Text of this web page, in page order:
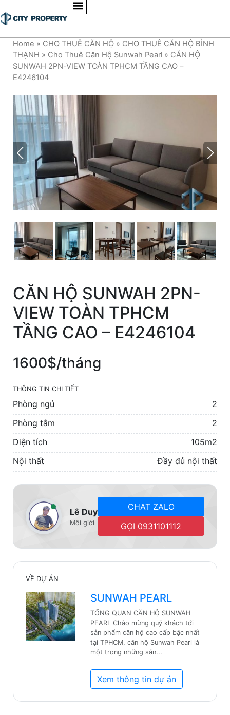
Home » CHO THUÊ CĂN HỘ » CHO THUÊ CĂN HỘ BÌNH
THẠNH » Cho Thuê Căn Hộ Sunwah Pearl » CĂN HỘ
SUNWAH 2PN-VIEW TOÀN TPHCM TẦNG CAO –
E4246104
CĂN HỘ SUNWAH 2PN-
VIEW TOÀN TPHCM
TẦNG CAO – E4246104
1600$/tháng
THÔNG TIN CHI TIẾT
Phòng ngủ
2
Phòng tắm
2
Diện tích
105m2
Nội thất
Đầy đủ nội thất
Lê Duy
Môi giới
CHAT ZALO
GỌI 0931101112
VỀ DỰ ÁN
SUNWAH PEARL
TỔNG QUAN CĂN HỘ SUNWAH
PEARL ​Chào mừng quý khách tới
sản phẩm căn hộ cao cấp bậc nhất
tại TPHCM, căn hộ Sunwah Pearl là
một trong những sản...
Xem thông tin dự án